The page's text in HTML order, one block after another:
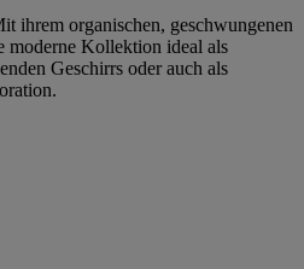
ihrem organischen, geschwungenen
moderne Kollektion ideal als
Geschirrs oder auch als